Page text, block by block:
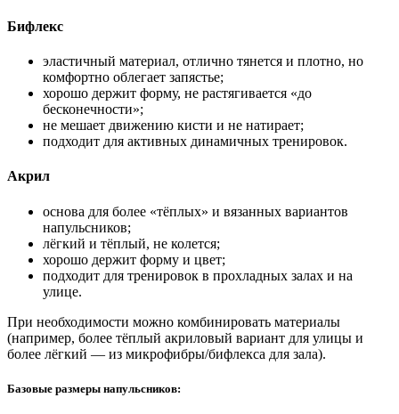
Бифлекс
эластичный материал, отлично тянется и плотно, но
комфортно облегает запястье;
хорошо держит форму, не растягивается «до
бесконечности»;
не мешает движению кисти и не натирает;
подходит для активных динамичных тренировок.
Акрил
основа для более «тёплых» и вязанных вариантов
напульсников;
лёгкий и тёплый, не колется;
хорошо держит форму и цвет;
подходит для тренировок в прохладных залах и на
улице.
При необходимости можно комбинировать материалы
(например, более тёплый акриловый вариант для улицы и
более лёгкий — из микрофибры/бифлекса для зала).
Базовые размеры напульсников: